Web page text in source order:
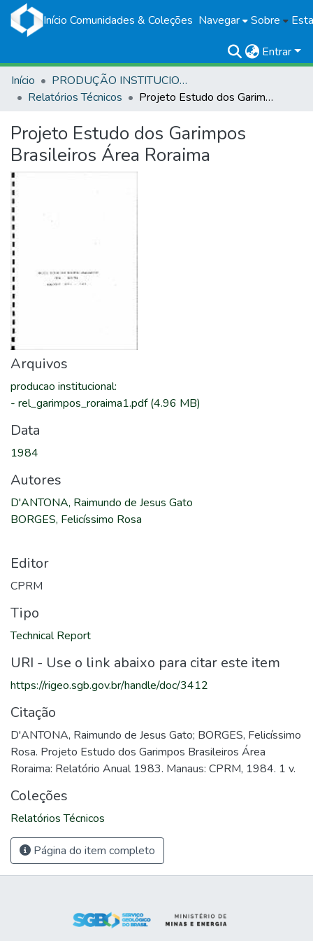
Início Comunidades & Coleções Navegar Sobre
Entrar
Início
PRODUÇÃO INSTITUCIONAL
Relatórios Técnicos
Projeto Estudo dos Garimpos Brasileiros Área Roraima
Projeto Estudo dos Garimpos
Brasileiros Área Roraima
Arquivos
producao institucional:
- rel_garimpos_roraima1.pdf(4.96 MB)
Data
1984
Autores
D'ANTONA, Raimundo de Jesus Gato
BORGES, Felicíssimo Rosa
Editor
CPRM
Tipo
Technical Report
URI - Use o link abaixo para citar este item
https://rigeo.sgb.gov.br/handle/doc/3412
Citação
D'ANTONA, Raimundo de Jesus Gato; BORGES, Felicíssimo
Rosa. Projeto Estudo dos Garimpos Brasileiros Área
Roraima: Relatório Anual 1983. Manaus: CPRM, 1984. 1 v.
Coleções
Relatórios Técnicos
Página do item completo